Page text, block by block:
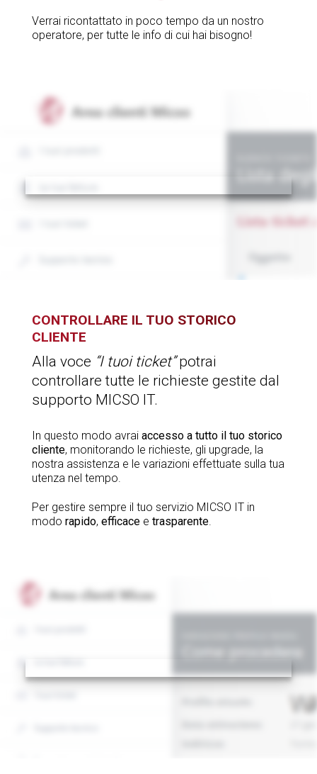
Verrai ricontattato in poco tempo da un nostro
operatore, per tutte le info di cui hai bisogno!
CONTROLLARE IL TUO STORICO
CLIENTE
Alla voce “I tuoi ticket”potrai
controllare tutte le richieste gestite dal
supporto MICSO IT.
In questo modo avrai accesso a tutto il tuo storico
cliente, monitorando le richieste, gli upgrade, la
nostra assistenza e le variazioni effettuate sulla tua
utenza nel tempo.
Per gestire sempre il tuo servizio MICSO IT in
modo rapido, efficacee trasparente.